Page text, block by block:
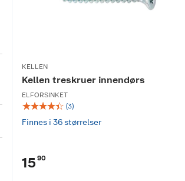
KELLEN
Kellen treskruer innendørs
ELFORSINKET
☆☆☆☆☆ (3)
Finnes i 36 størrelser
15 90